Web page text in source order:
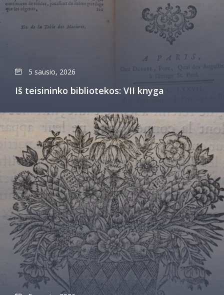
5 sausio, 2026
Iš teisininko bibliotekos: VII knyga